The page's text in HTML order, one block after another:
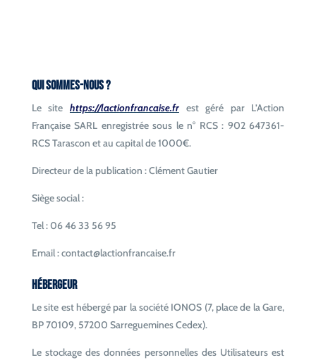
Qui sommes-nous ?
Le site https://lactionfrancaise.frest géré par L’Action
Française SARL enregistrée sous le n° RCS : 902 647361-
RCS Tarascon et au capital de 1000€.
Directeur de la publication : Clément Gautier
Siège social :
Tel : 06 46 33 56 95
Email : contact@lactionfrancaise.fr
Hébergeur
Le site est hébergé par la société IONOS (7, place de la Gare,
BP 70109, 57200 Sarreguemines Cedex).
Le stockage des données personnelles des Utilisateurs est